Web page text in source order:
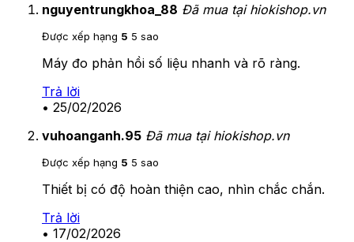
nguyentrungkhoa_88 Đã mua tại hiokishop.vn
Được xếp hạng 5 5 sao
Máy đo phản hồi số liệu nhanh và rõ ràng.
Trả lời
• 25/02/2026
vuhoanganh.95 Đã mua tại hiokishop.vn
Được xếp hạng 5 5 sao
Thiết bị có độ hoàn thiện cao, nhìn chắc chắn.
Trả lời
• 17/02/2026